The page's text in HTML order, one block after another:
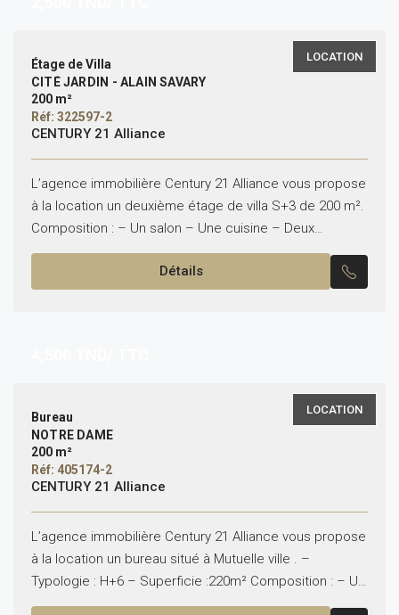
LOCATION
Étage de Villa
CITÉ JARDIN - ALAIN SAVARY
200 m²
Réf: 322597-2
CENTURY 21 Alliance
L’agence immobilière Century 21 Alliance vous propose
à la location un deuxième étage de villa S+3 de 200 m².
Composition : – Un salon – Une cuisine – Deux
chambres – Une...
Détails
LOCATION
Bureau
NOTRE DAME
200 m²
Réf: 405174-2
CENTURY 21 Alliance
L’agence immobilière Century 21 Alliance vous propose
à la location un bureau situé à Mutuelle ville . –
Typologie : H+6 – Superficie :220m² Composition : – Un
Hall – Six pièces...